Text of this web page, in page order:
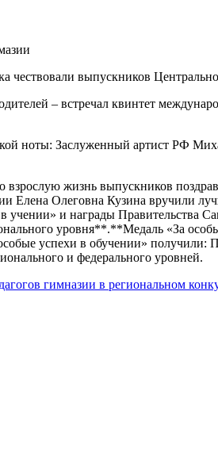
чествовали выпускников
– встречал квинтет
ноты: Заслуженный артист РФ
жизнь выпускников
Елена Олеговна Кузина вручили
и награды Правительства
уровня**.**Медаль «За
успехи в обучении»
и федерального уровней.
гимназии в региональном